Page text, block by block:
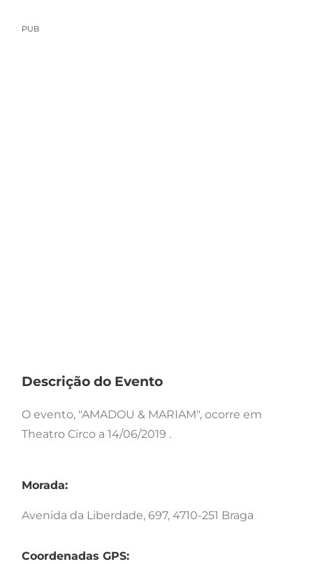
PUB
Descrição do Evento
O evento, "AMADOU & MARIAM", ocorre em
Theatro Circo a 14/06/2019 .
Morada:
Avenida da Liberdade, 697, 4710-251 Braga
Coordenadas GPS: